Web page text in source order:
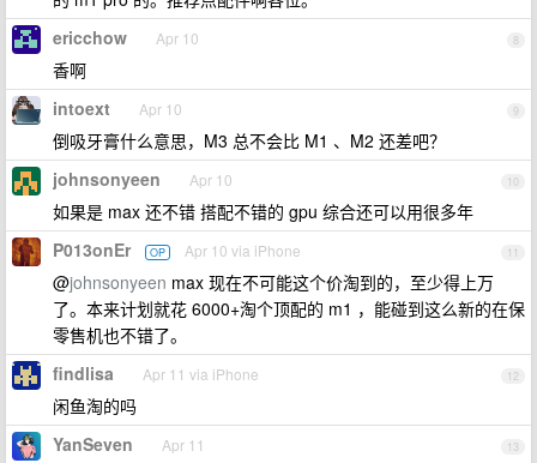
8
ericchow Apr 10
香啊
9
intoext Apr 10
倒吸牙膏什么意思，M3 总不会比 M1 、M2 还差吧？
10
johnsonyeen Apr 10
如果是 max 还不错 搭配不错的 gpu 综合还可以用很多年
11
P013onEr OP Apr 10 via iPhone
@johnsonyeen max 现在不可能这个价淘到的，至少得上万
了。本来计划就花 6000+淘个顶配的 m1 ，能碰到这么新的在保
零售机也不错了。
12
findlisa Apr 11 via iPhone
闲鱼淘的吗
13
YanSeven Apr 11